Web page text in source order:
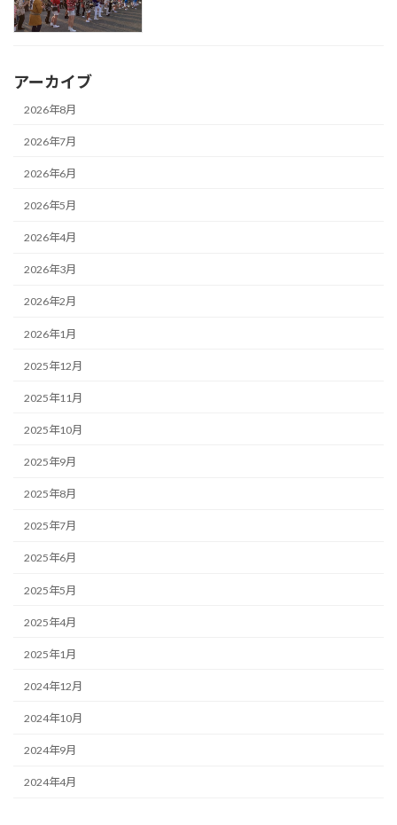
アーカイブ
2026年8月
2026年7月
2026年6月
2026年5月
2026年4月
2026年3月
2026年2月
2026年1月
2025年12月
2025年11月
2025年10月
2025年9月
2025年8月
2025年7月
2025年6月
2025年5月
2025年4月
2025年1月
2024年12月
2024年10月
2024年9月
2024年4月